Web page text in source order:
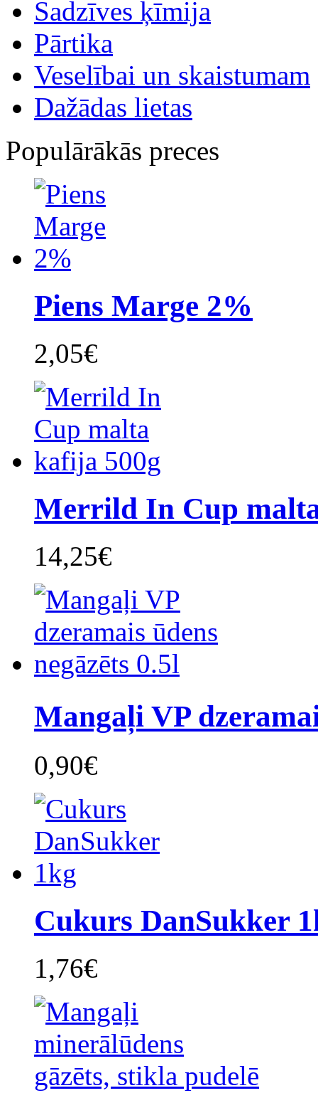
Sadzīves ķīmija
Pārtika
Veselībai un skaistumam
Dažādas lietas
Populārākās preces
Piens Marge 2%
2,05€
Merrild In Cup
14,25€
Mangaļi VP
0,90€
Cukurs DanSukker
1,76€